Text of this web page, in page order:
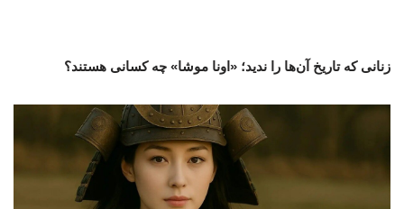
زنانی که تاریخ آن‌ها را ندید؛ «اونا موشا» چه کسانی هستند؟